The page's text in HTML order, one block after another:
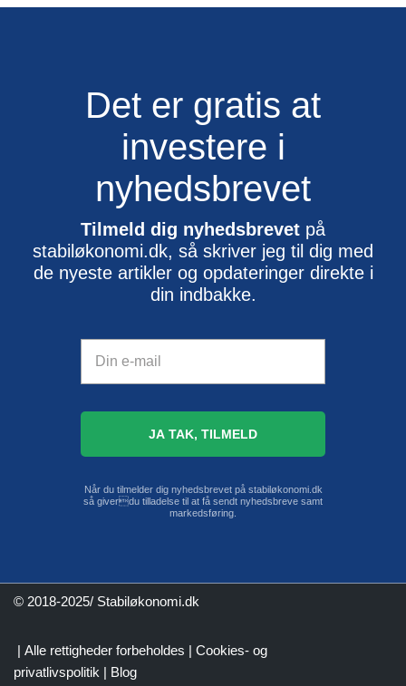
Det er gratis at
investere i
nyhedsbrevet
Tilmeld dig nyhedsbrevet på
stabiløkonomi.dk, så skriver jeg til dig med
de nyeste artikler og opdateringer direkte i
din indbakke.
Når du tilmelder dig nyhedsbrevet på stabiløkonomi.dk
så giverdu tilladelse til at få sendt nyhedsbreve samt
markedsføring.
© 2018-2025/ Stabiløkonomi.dk
| Alle rettigheder forbeholdes | Cookies- og
privatlivspolitik
Blog